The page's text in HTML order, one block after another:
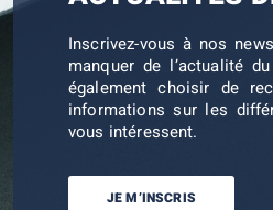
Inscrivez-vous à nos
manquer de l’actualité
également choisir de
informations sur les
vous intéressent.
JE M’INSCRIS